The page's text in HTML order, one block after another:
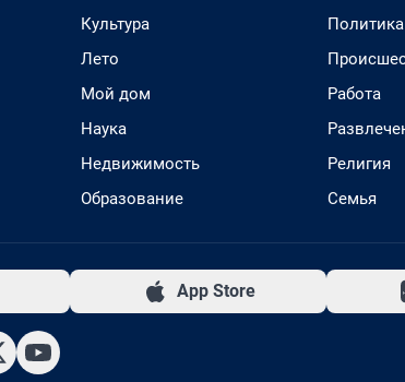
Культура
Лето
Мой дом
Наука
Недвижимость
Образование
Политика
Работа
Религия
Семья
App Store